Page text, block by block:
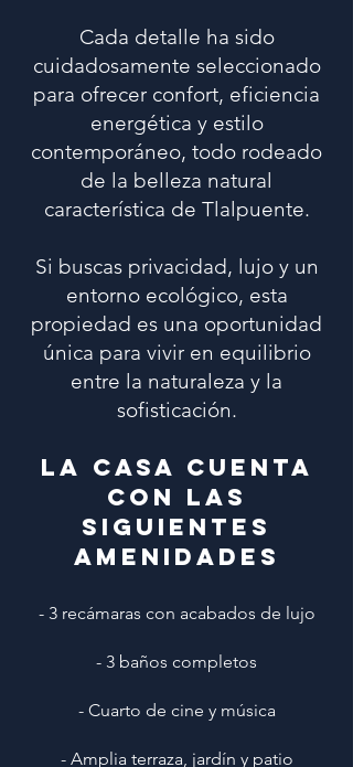
Cada detalle ha sido
cuidadosamente seleccionado
para ofrecer confort, eficiencia
energética y estilo
contemporáneo, todo rodeado
de la belleza natural
característica de Tlalpuente.
Si buscas privacidad, lujo y un
entorno ecológico, esta
propiedad es una oportunidad
única para vivir en equilibrio
entre la naturaleza y la
sofisticación.
LA CASA CUENTA
CON LAS
SIGUIENTES
AMENIDADES
- 3 recámaras con acabados de lujo
- 3 baños completos
- Cuarto de cine y música
- Amplia terraza, jardín y patio